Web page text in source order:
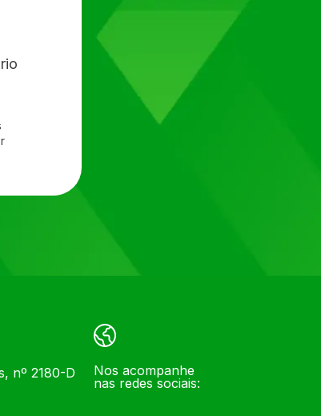
nº 2180-D
Nos acompanhe
nas redes sociais: